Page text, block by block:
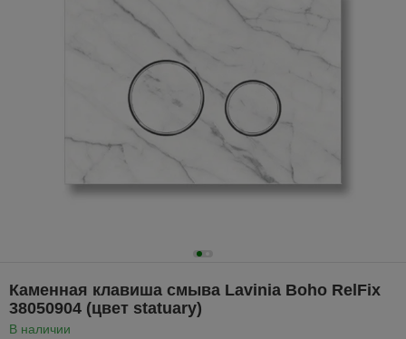
Каменная клавиша смыва Lavinia Boho RelFix
38050904 (цвет statuary)
В наличии